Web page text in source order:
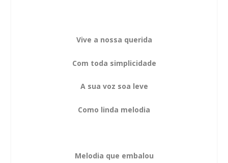
Vive a nossa querida
Com toda simplicidade
A sua voz soa leve
Como linda melodia
Melodia que embalou